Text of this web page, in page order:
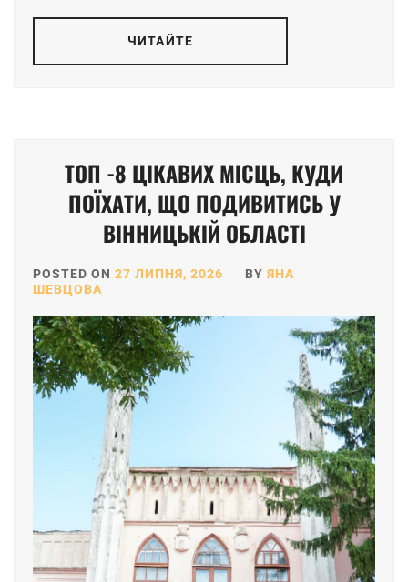
ЧИТАЙТЕ
ТОП -8 ЦІКАВИХ МІСЦЬ, КУДИ
ПОЇХАТИ, ЩО ПОДИВИТИСЬ У
ВІННИЦЬКІЙ ОБЛАСТІ
POSTED ON 27 ЛИПНЯ, 2026 BY ЯНА
ШЕВЦОВА